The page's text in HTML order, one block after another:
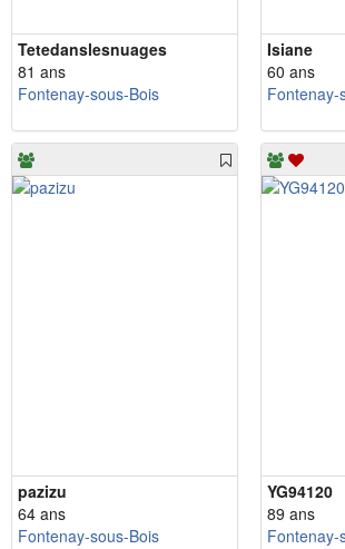
Tetedanslesnuages
81 ans
Fontenay-sous-Bois
Isiane
60 ans
Fontenay-
pazizu
64 ans
Fontenay-sous-Bois
YG94120
89 ans
Fontenay-